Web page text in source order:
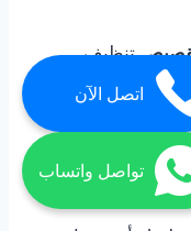
تنظيف
تعقيم قوي،
وجودة المياه.
تضمن تنظيف
اتصل الآن
تواصل واتساب